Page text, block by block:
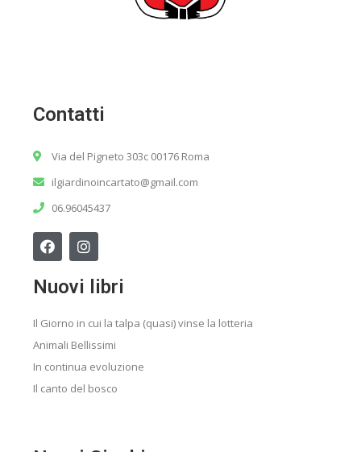
Contatti
Via del Pigneto 303c 00176 Roma
ilgiardinoincartato@gmail.com
06.96045437
Nuovi libri
Il Giorno in cui la talpa (quasi) vinse la lotteria
Animali Bellissimi
In continua evoluzione
Il canto del bosco